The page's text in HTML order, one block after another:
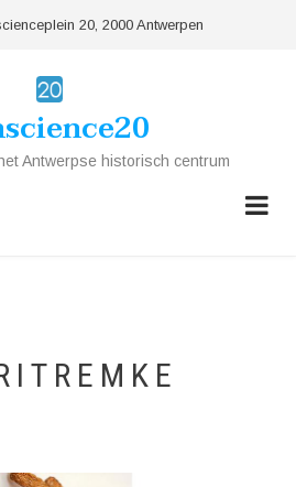
20, 2000 Antwerpen
Antwerpse historisch centrum